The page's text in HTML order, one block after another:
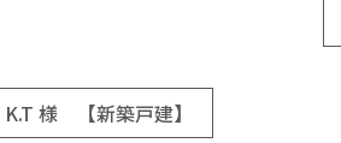
様 【新築戸建】